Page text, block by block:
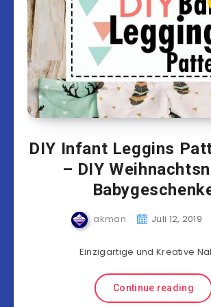
DIY Infant Leggins
– DIY
akman Juli 12, 2019
Einzigartige und Kreative
Continue reading